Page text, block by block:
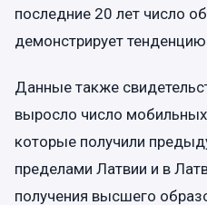
последние 20 лет число
демонстрирует
Данные также
выросло число мобильных
которые получили
пределами Латвии и в
получения высшего